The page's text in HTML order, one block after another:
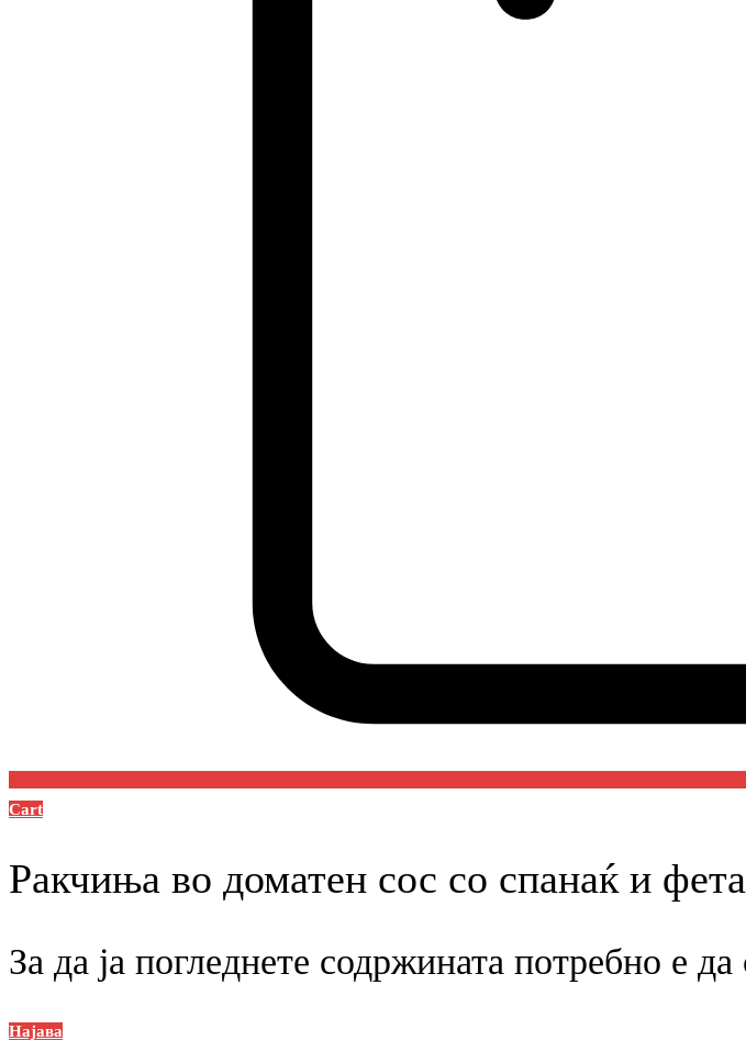
Cart
Ракчиња во доматен сос со спанаќ и
За да ја погледнете содржината потребно е
Најава